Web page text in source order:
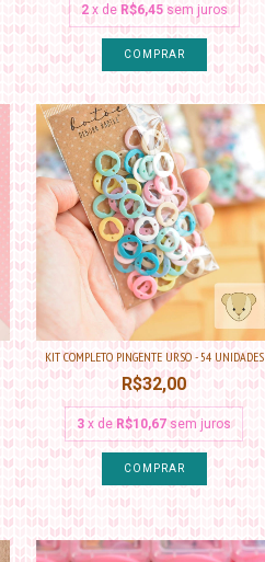
2 x de R$6,45 sem juros
COMPRAR
KIT COMPLETO PINGENTE URSO - 54 UNIDADES
R$32,00
3 x deR$10,67 sem juros